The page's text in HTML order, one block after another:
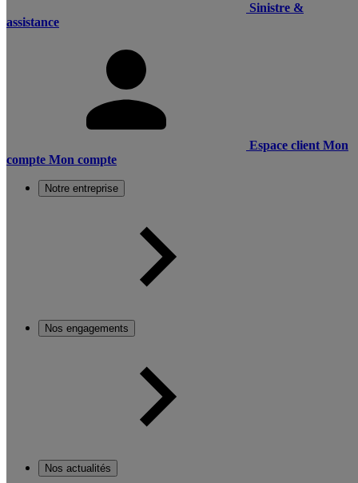
Sinistre &
assistance
Espace client Mon
compte Mon compte
Notre entreprise
Nos engagements
Nos actualités